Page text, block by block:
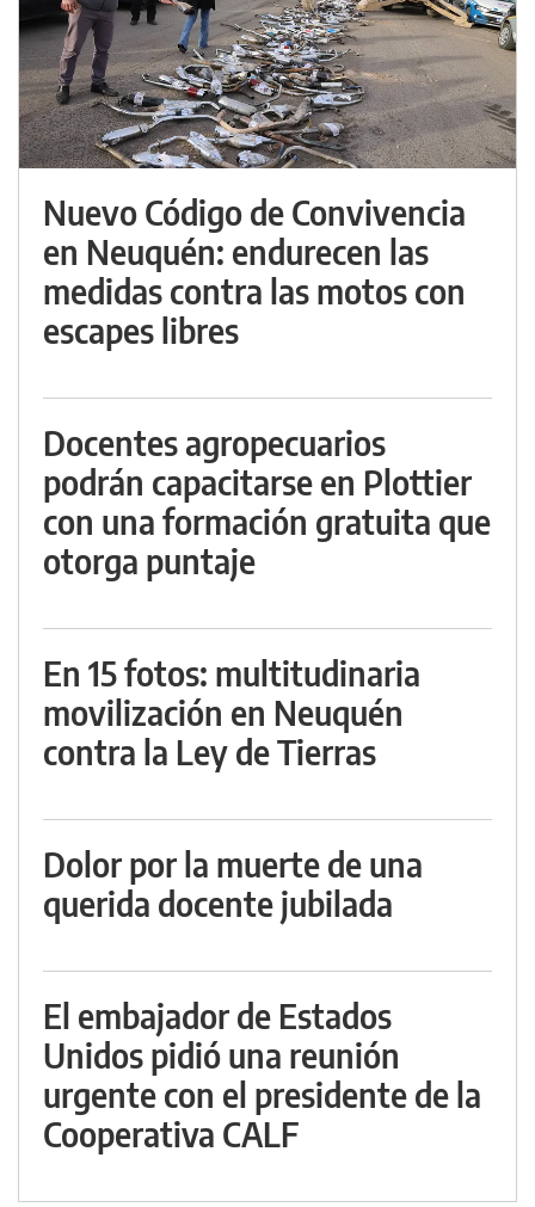
Nuevo Código de Convivencia
en Neuquén: endurecen las
medidas contra las motos con
escapes libres
Docentes agropecuarios
podrán capacitarse en Plottier
con una formación gratuita que
otorga puntaje
En 15 fotos: multitudinaria
movilización en Neuquén
contra la Ley de Tierras
Dolor por la muerte de una
querida docente jubilada
El embajador de Estados
Unidos pidió una reunión
urgente con el presidente de la
Cooperativa CALF